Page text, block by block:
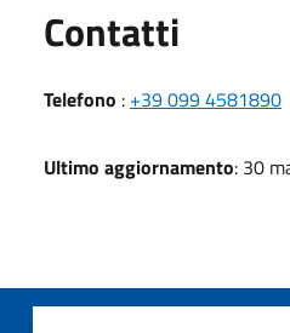
Contatti
Telefono : +39 099 4581890
Ultimo aggiornamento: 30